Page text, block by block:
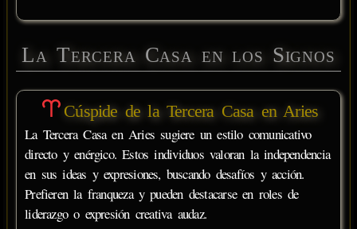
La Tercera Casa en los Signos
Cúspide de la Tercera Casa en Aries
La Tercera Casa en Aries sugiere un estilo comunicativo
directo y enérgico. Estos individuos valoran la independencia
en sus ideas y expresiones, buscando desafíos y acción.
Prefieren la franqueza y pueden destacarse en roles de
liderazgo o expresión creativa audaz.